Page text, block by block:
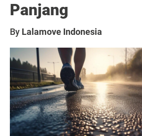
Panjang
By Lalamove Indonesia